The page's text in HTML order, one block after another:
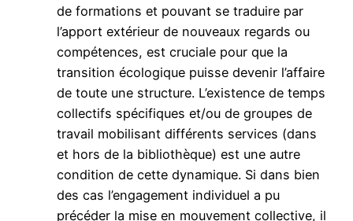
de formations et pouvant se traduire par
l’apport extérieur de nouveaux regards ou
compétences, est cruciale pour que la
transition écologique puisse devenir l’affaire
de toute une structure. L’existence de temps
collectifs spécifiques et/ou de groupes de
travail mobilisant différents services (dans
et hors de la bibliothèque) est une autre
condition de cette dynamique. Si dans bien
des cas l’engagement individuel a pu
précéder la mise en mouvement collective, il